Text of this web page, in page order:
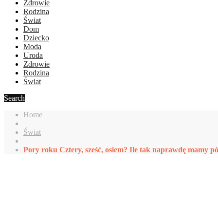
Zdrowie
Rodzina
Świat
Dom
Dziecko
Moda
Uroda
Zdrowie
Rodzina
Świat
Search
Home
Świat
Pory roku Cztery, sześć, osiem? Ile tak naprawdę mamy